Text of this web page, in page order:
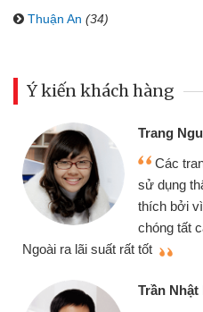
Thuận An (34)
Ý kiến khách hàng
vay tiền online
hiểu.Tôi rất
ngân nhanh
hiện Online.
thiệu cho